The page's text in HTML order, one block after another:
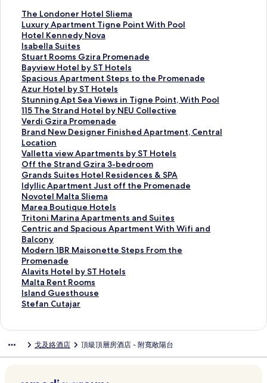
The Londoner Hotel Sliema
此
連
結
會
開
啟
T
h
e
L
o
n
d
o
n
e
r
H
o
t
e
l
S
l
i
e
m
a
Luxury Apartment Tigne Point With Pool
此
連
結
會
開
啟
L
u
x
u
r
y
A
p
a
r
t
m
e
n
t
T
i
g
n
e
P
W
Hotel Kennedy Nova
此
連
結
會
開
啟
H
o
t
e
l
K
e
n
n
e
d
y
N
o
v
a
頁
面
Isabella Suites
此
連
結
會
開
啟
I
s
a
b
e
l
l
a
S
u
i
t
e
s
頁
面
Stuart Rooms Gzira Promenade
此
連
結
會
開
啟
S
t
u
a
r
t
R
o
o
m
s
G
z
i
r
a
P
r
a
Bayview Hotel by ST Hotels
此
連
結
會
開
啟
B
a
y
v
i
e
w
H
o
t
e
l
b
y
S
T
H
s
Spacious Apartment Steps to the Promenade
此
連
結
會
開
啟
S
p
a
c
i
o
u
s
A
p
a
r
t
m
e
n
p
Azur Hotel by ST Hotels
此
連
結
會
開
啟
A
z
u
r
H
o
t
e
l
b
y
S
T
H
o
頁
Stunning Apt Sea Views in Tigne Point, With Pool
此
連
結
會
開
啟
S
t
u
n
n
i
n
g
A
p
t
S
e
a
s
115 The Strand Hotel by NEU Collective
此
連
結
會
開
啟
1
1
5
T
h
e
S
t
r
a
n
d
H
b
Verdi Gzira Promenade
此
連
結
會
開
啟
V
e
r
d
i
G
z
i
r
a
P
r
a
Brand New Designer Finished Apartment, Central
Location
此
連
結
會
開
啟
B
r
a
n
d
N
e
w
D
e
s
r
Valletta view Apartments by ST Hotels
此
連
結
會
開
啟
V
a
l
l
e
t
t
a
v
p
Off the Strand Gzira 3-bedroom
此
連
結
會
開
啟
O
f
f
t
h
e
S
t
G
Grands Suites Hotel Residences & SPA
此
連
結
會
開
啟
G
r
a
n
d
s
S
s
Idyllic Apartment Just off the Promenade
此
連
結
會
開
啟
I
d
y
l
l
i
r
Novotel Malta Sliema
此
連
結
會
開
啟
N
o
v
o
t
l
Marea Boutique Hotels
此
連
結
會
開
啟
M
a
r
e
t
Tritoni Marina Apartments and Suites
此
連
結
會
開
啟
T
r
i
M
Centric and Spacious Apartment With Wifi and
Balcony
此
連
結
會
開
啟
C
e
c
Modern 1BR Maisonette Steps From the
Promenade
此
連
結
會
開
啟
r
Alavits Hotel by ST Hotels
此
連
結
會
a
Malta Rent Rooms
此
連
結
M
a
Island Guesthouse
此
連
啟
I
Stefan Cutajar
此
開
啟
戈及絡酒店 頂級頂層房酒店 - 附寬敞陽台